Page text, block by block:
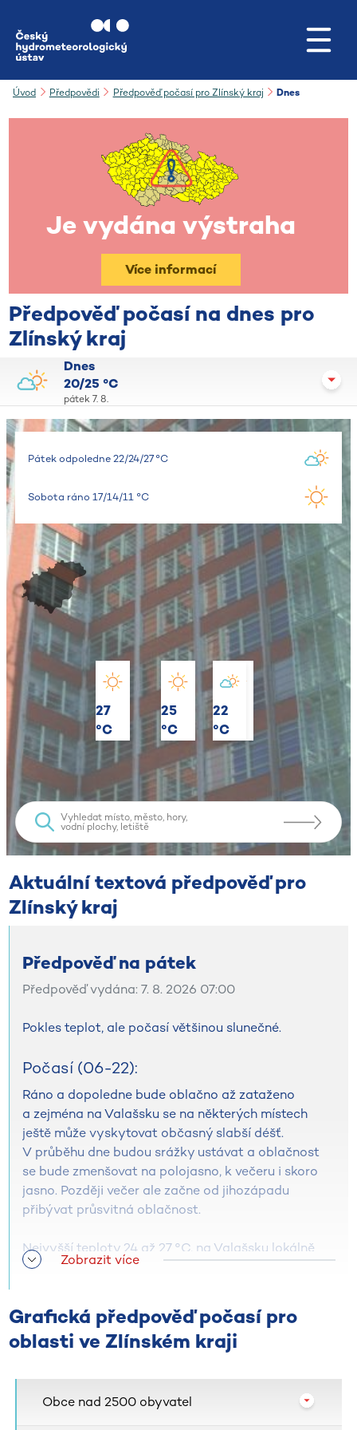
Úvod Předpovědi Předpověď počasí pro Zlínský kraj Dnes
Je vydána výstraha
Více informací
Předpověď počasí na dnes pro
Zlínský kraj
Dnes
20/25 °C
pátek 7. 8.
Pátek odpoledne 22/24/27 °C
Sobota ráno 17/14/11 °C
25
°C
23
°C
27
°C
22
°C
Aktuální textová předpověď pro ​​​​​​​
Zlínský kraj
Předpověď na pátek
Předpověď vydána: 7. 8. 2026 07:00
Pokles teplot, ale počasí většinou slunečné.
Počasí (06-22):
Ráno a dopoledne bude oblačno až zataženo
a zejména na Valašsku se na některých místech
ještě může vyskytovat občasný slabší déšť.
V průběhu dne budou srážky ustávat a oblačnost
se bude zmenšovat na polojasno, k večeru i skoro
jasno. Později večer ale začne od jihozápadu
přibývat průsvitná oblačnost.
Nejvyšší teploty 24 až 27 °C, na Valašsku lokálně
kolem 23 °C.
Mírný severovýchodní až severní vítr 3 až 7 m/s.
Předpokládané množství srážek:
Rozptylové podmínky:
Zobrazit více
Grafická předpověď počasí pro
oblasti ve Zlínském kraji
Obce nad 2500 obyvatel